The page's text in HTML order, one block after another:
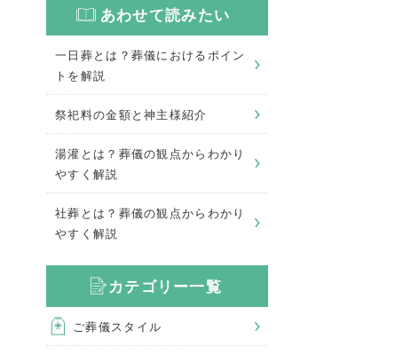
あわせて読みたい
一日葬とは？葬儀におけるポイン
トを解説
祭祀料の金額と神主様紹介
湯灌とは？葬儀の観点からわかり
やすく解説
社葬とは？葬儀の観点からわかり
やすく解説
カテゴリー一覧
ご葬儀スタイル